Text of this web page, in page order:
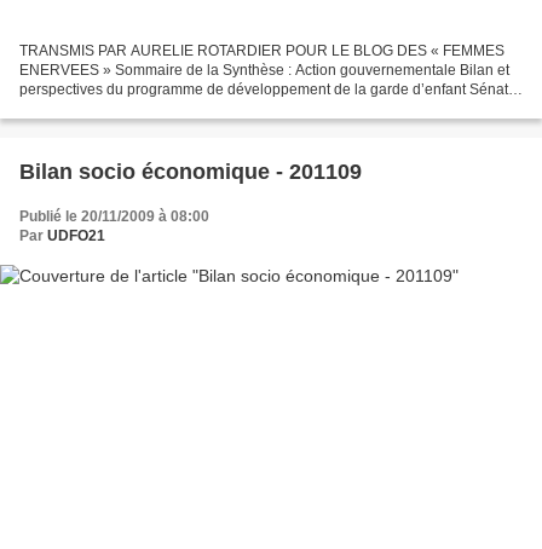
TRANSMIS PAR AURELIE ROTARDIER POUR LE BLOG DES « FEMMES
ENERVEES » Sommaire de la Synthèse : Action gouvernementale Bilan et
perspectives du programme de développement de la garde d’enfant Sénat
Bilan socio économique - 201109
Publié le 20/11/2009 à 08:00
Par UDFO21